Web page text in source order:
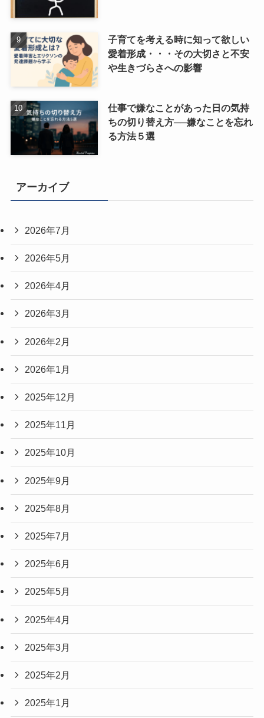
子育てを考える時に知って欲しい
愛着形成・・・その大切さと不安
や生きづらさへの影響
仕事で嫌なことがあった日の気持
ちの切り替え方──嫌なことを忘れ
る方法５選
アーカイブ
2026年7月
2026年5月
2026年4月
2026年3月
2026年2月
2026年1月
2025年12月
2025年11月
2025年10月
2025年9月
2025年8月
2025年7月
2025年6月
2025年5月
2025年4月
2025年3月
2025年2月
2025年1月